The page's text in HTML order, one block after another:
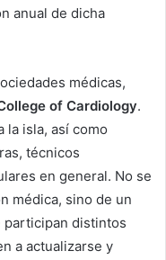
anual de dicha
médicas,
of Cardiology.
la isla, así como
técnicos
en general. No se
médica, sino de un
distintos
a actualizarse y